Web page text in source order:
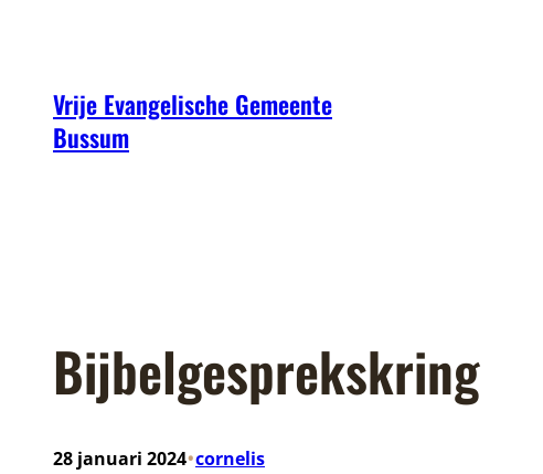
inhoud
Vrije Evangelische Gemeente
Bussum
Bijbelgesprekskring
28 januari 2024•cornelis